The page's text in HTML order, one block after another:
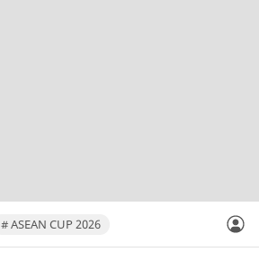
# ASEAN CUP 2026